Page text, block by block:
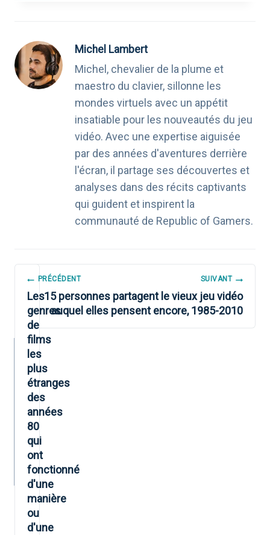
Michel Lambert
Michel, chevalier de la plume et
maestro du clavier, sillonne les
mondes virtuels avec un appétit
insatiable pour les nouveautés du jeu
vidéo. Avec une expertise aiguisée
par des années d'aventures derrière
l'écran, il partage ses découvertes et
analyses dans des récits captivants
qui guident et inspirent la
communauté de Republic of Gamers.
NAVIGATION
DE
L’ARTICLE
PRÉCÉDENT
Les
genres
de
films
les
plus
étranges
des
années
80
qui
ont
fonctionné
d'une
manière
ou
d'une
SUIVANT
15 personnes partagent le vieux jeu vidéo
auquel elles pensent encore, 1985-2010